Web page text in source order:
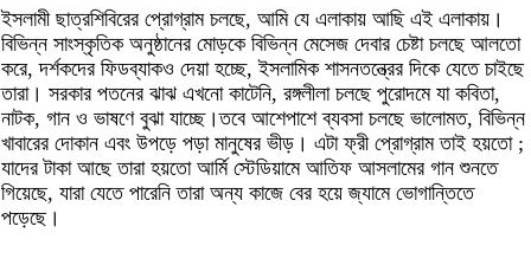
ইসলামী ছাত্রশিবিরের প্রোগ্রাম চলছে, আমি যে এলাকায় আছি এই এলাকায়।
বিভিন্ন সাংস্কৃতিক অনুষ্ঠানের মোড়কে বিভিন্ন মেসেজ দেবার চেষ্টা চলছে আলতো
করে, দর্শকদের ফিডব্যাকও দেয়া হচ্ছে, ইসলামিক শাসনতন্ত্রের দিকে যেতে চাইছে
তারা। সরকার পতনের ঝাঝ এখনো কাটেনি, রঙ্গলীলা চলছে পুরোদমে যা কবিতা,
নাটক, গান ও ভাষণে বুঝা যাচ্ছে।তবে আশেপাশে ব্যবসা চলছে ভালোমত, বিভিন্ন
খাবারের দোকান এবং উপড়ে পড়া মানুষের ভীড়। এটা ফ্রী প্রোগ্রাম তাই হয়তো ;
যাদের টাকা আছে তারা হয়তো আর্মি স্টেডিয়ামে আতিফ আসলামের গান শুনতে
গিয়েছে, যারা যেতে পারেনি তারা অন্য কাজে বের হয়ে জ্যামে ভোগান্তিতে
পড়েছে।